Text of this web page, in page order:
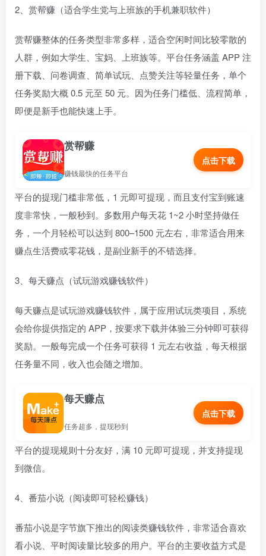
2、赏帮赚（适合学生党与上班族的手机兼职软件）
赏帮赚整体的任务类型非常多样，适合空闲时间比较零散的
人群，例如大学生、宝妈、上班族等。平台任务涵盖 APP 注
册下载、问卷调查、简单试玩、点赞关注等轻量任务，单个
任务奖励大概 0.5 元至 50 元。因为任务门槛低、流程简单，
即便是新手也能快速上手。
赏帮赚
赚钱最快的任务平台
点击下载
平台的提现门槛非常低，1 元即可提现，而且支付宝到账速
度非常快，一般秒到。多数用户每天花 1~2 小时坚持做任
务，一个月轻松可以达到 800–1500 元左右，非常适合用来
赚点生活费或零花钱，是副业新手的不错选择。
3、每天赚点（试玩游戏赚钱软件）
每天赚点是试玩游戏赚钱软件，属于应用试玩类项目，系统
会给你提供指定的 APP，按要求下载并体验三分钟即可获得
奖励。一般每完成一个任务可获得 1 元左右收益，每天根据
任务量不同，收入也会随之增加。
每天赚点
任务超多，提现秒到
点击下载
平台的提现规则十分友好，满 10 元即可提现，并支持提现
到微信。
4、番茄小说（阅读即可轻松赚钱）
番茄小说是字节旗下推出的阅读类赚钱软件，非常适合喜欢
看小说、平时阅读量比较多的用户。平台的主要收益方式是